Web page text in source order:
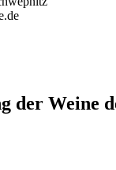
der Weine